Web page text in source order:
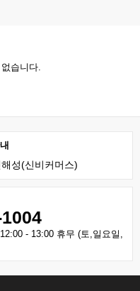
습니다.
성(신비커머스)
- 13:00 휴무 (토,일요일,